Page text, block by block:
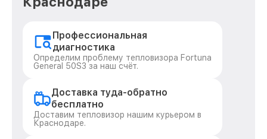
Профессиональная
диагностика
Определим проблему тепловизора Fortuna
General 50S3 за наш счёт.
Доставка туда-обратно
бесплатно
Доставим тепловизор нашим курьером в
Краснодаре.